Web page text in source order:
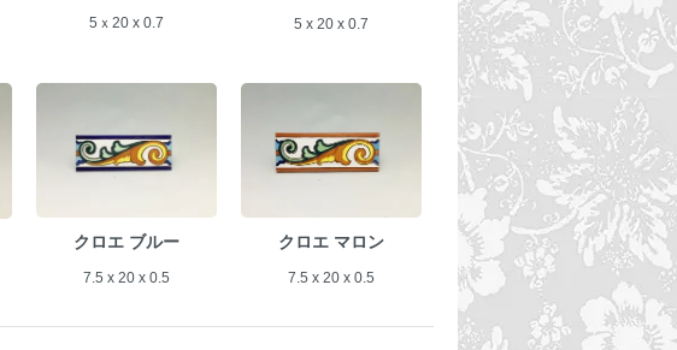
5ｘ20 x 0.7 5 x 20 x 0.7
クロエ ブルー
7.5 x 20 x 0.5
クロエ マロン
7.5 x 20 x 0.5